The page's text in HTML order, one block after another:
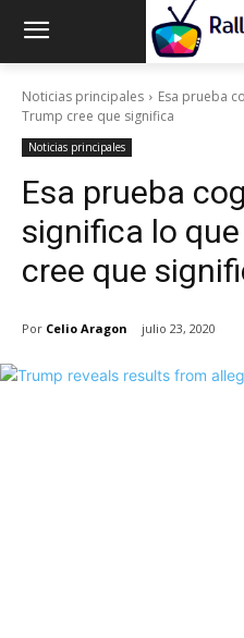
Noticias principales
Esa prueba
Trump cree que significa
Noticias principales
Esa prueba
significa lo
cree que
Por Celio Aragon julio 23, 2020